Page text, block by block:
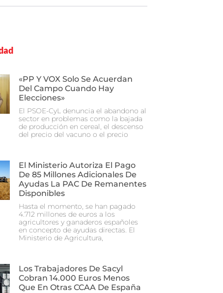
«PP Y VOX Solo Se Acuerdan
Del Campo Cuando Hay
Elecciones»
El PSOE-CyL denuncia el abandono al
sector en problemas como la bajada
de producción en cereal, el descenso
del precio del vacuno o el precio
El Ministerio Autoriza El Pago
De 85 Millones Adicionales De
Ayudas La PAC De Remanentes
Disponibles
Hasta el momento, se han pagado
4.712 millones de euros a los
agricultores y ganaderos españoles
en concepto de ayudas directas. El
Ministerio de Agricultura,
Los Trabajadores De Sacyl
Cobran 14.000 Euros Menos
Que En Otras CCAA De España